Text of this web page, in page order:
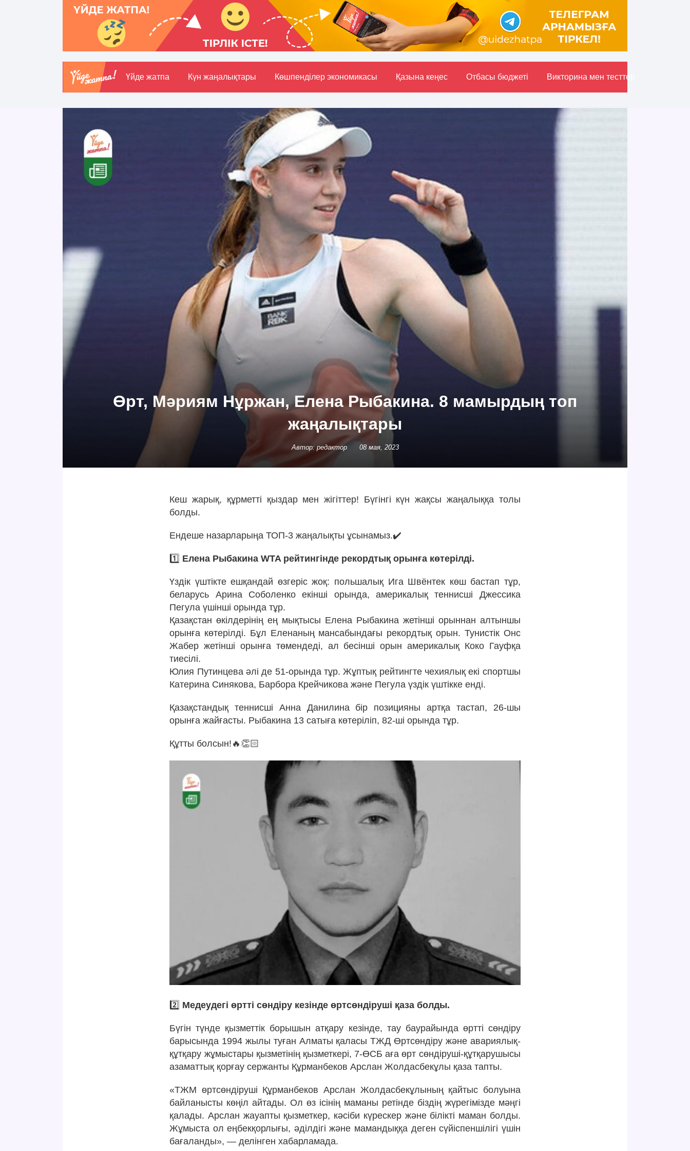
Үйде жатпа Күн жаңалықтары Көшпенділер экономикасы Қазына кеңес Отбасы бюджетi Викторина мен тесттер
Өрт, Мәриям Нұржан, Елена Рыбакина. 8 мамырдың топ
жаңалықтары
Автор: редактор 08 мая, 2023
Кеш жарық, құрметті қыздар мен жігіттер! Бүгінгі күн жақсы жаңалыққа толы
болды.
Ендеше назарларыңа ТОП-3 жаңалықты ұсынамыз.✔️
1️⃣ Елена Рыбакина WTA рейтингінде рекордтық орынға көтерілді.
Үздік үштікте ешқандай өзгеріс жоқ: польшалық Ига Швёнтек көш бастап тұр,
беларусь Арина Соболенко екінші орында, америкалық теннисші Джессика
Пегула үшінші орында тұр.
Қазақстан өкілдерінің ең мықтысы Елена Рыбакина жетінші орыннан алтыншы
орынға көтерілді. Бұл Еленаның мансабындағы рекордтық орын. Тунистік Онс
Жабер жетінші орынға төмендеді, ал бесінші орын америкалық Коко Гауфқа
тиесілі.
Юлия Путинцева әлі де 51-орында тұр. Жұптық рейтингте чехиялық екі спортшы
Катерина Синякова, Барбора Крейчикова және Пегула үздік үштікке енді.
Қазақстандық теннисші Анна Данилина бір позицияны артқа тастап, 26-шы
орынға жайғасты. Рыбакина 13 сатыға көтеріліп, 82-ші орында тұр.
Құтты болсын!🔥👏🏻
2️⃣ Медеудегі өртті сөндіру кезінде өртсөндіруші қаза болды.
Бүгін түнде қызметтік борышын атқару кезінде, тау баурайында өртті сөндіру
барысында 1994 жылы туған Алматы қаласы ТЖД Өртсөндіру және авариялық-
құтқару жұмыстары қызметінің қызметкері, 7-ӨСБ аға өрт сөндіруші-құтқарушысы
азаматтық қорғау сержанты Құрманбеков Арслан Жолдасбекұлы қаза тапты.
«ТЖМ өртсөндіруші Құрманбеков Арслан Жолдасбекұлының қайтыс болуына
байланысты көңіл айтады. Ол өз ісінің маманы ретінде біздің жүрегімізде мәңгі
қалады. Арслан жауапты қызметкер, кәсіби күрескер және білікті маман болды.
Жұмыста ол еңбекқорлығы, әділдігі және мамандыққа деген сүйіспеншілігі үшін
бағаланды», — делінген хабарламада.